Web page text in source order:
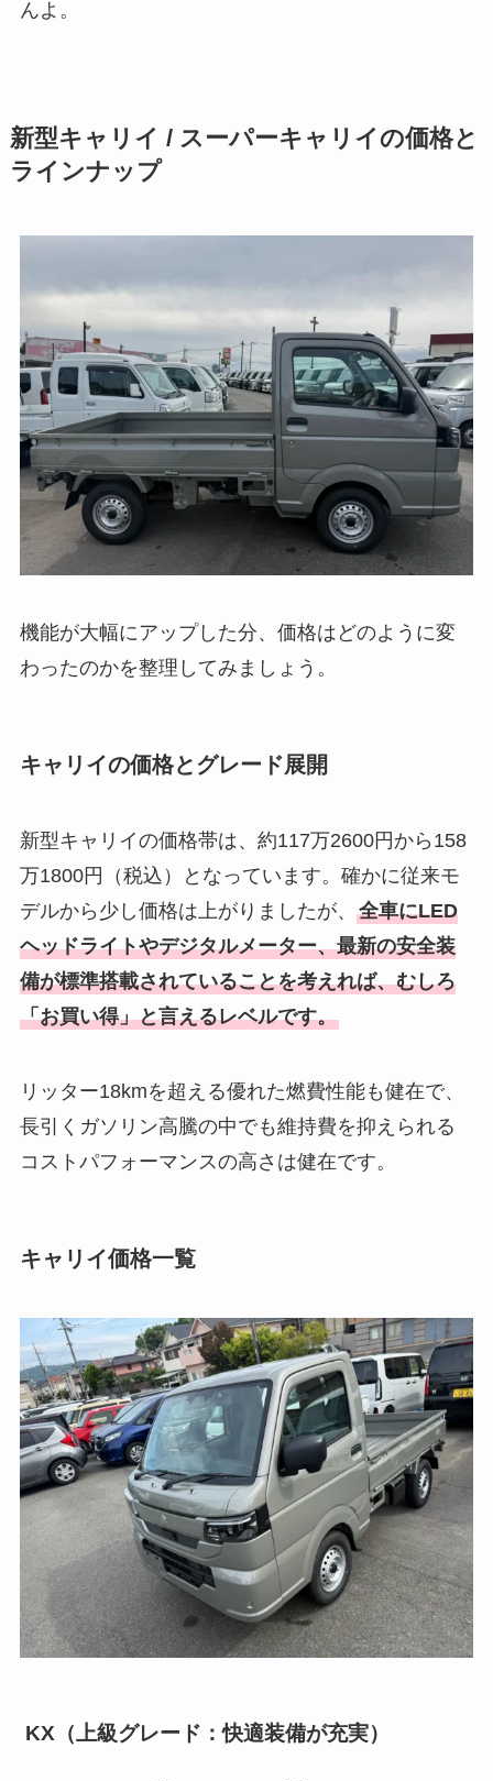
んよ。
新型キャリイ / スーパーキャリイの価格と
ラインナップ
機能が大幅にアップした分、価格はどのように変
わったのかを整理してみましょう。
キャリイの価格とグレード展開
新型キャリイの価格帯は、約117万2600円から158
万1800円（税込）となっています。確かに従来モ
デルから少し価格は上がりましたが、 全車にLED
ヘッドライトやデジタルメーター、最新の安全装
備が標準搭載されていることを考えれば、むしろ
「お買い得」と言えるレベルです。
リッター18kmを超える優れた燃費性能も健在で、
長引くガソリン高騰の中でも維持費を抑えられる
コストパフォーマンスの高さは健在です。
キャリイ価格一覧
KX（上級グレード：快適装備が充実）